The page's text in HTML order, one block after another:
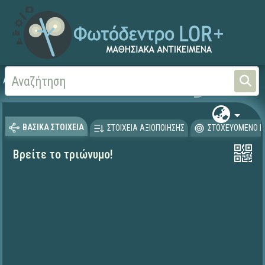
Αρχική
ΒΑΣΙΚΑ ΣΤΟΙΧΕΙΑ ΣΤΟΙΧΕΙΑ ΑΞΙΟΠΟΙΗΣΗΣ ΣΤΟΧΕΥΟΜΕΝΟ
Βρείτε το τριώνυμο!